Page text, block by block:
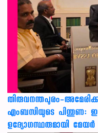
തിരുവനന്തപുരം-
എംബസിയുടെ പിന്തുണ:
ഉദ്യോഗസ്ഥരുമായി